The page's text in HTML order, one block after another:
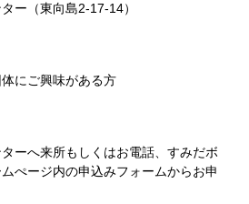
ー（東向島2-17-14）
にご興味がある方
ーへ来所もしくはお電話、すみだボ
ぺージ内の申込みフォームからお申